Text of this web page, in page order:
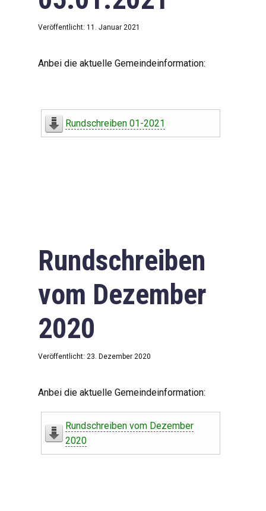
Veröffentlicht: 11. Januar 2021
Anbei die aktuelle Gemeindeinformation:
Rundschreiben 01-2021
Rundschreiben
vom Dezember
2020
Veröffentlicht: 23. Dezember 2020
Anbei die aktuelle Gemeindeinformation:
Rundschreiben vom Dezember
2020